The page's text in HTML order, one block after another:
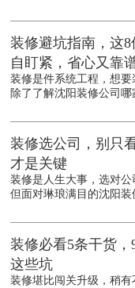
装修避坑指南，这
自盯紧，省心又靠
装修是件系统工程，想要
除了了解沈阳装修公司哪
装修选公司，别只
才是关键
装修是人生大事，选对公
但面对琳琅满目的沈阳装
装修必看5条干货，
这些坑
装修堪比闯关升级，稍有